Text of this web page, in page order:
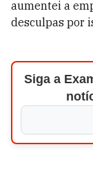
aumentei a
desculpas por
Siga a